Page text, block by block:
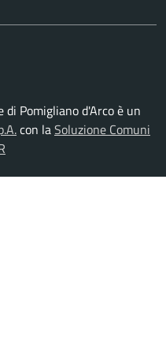
Pomigliano d'Arco è un
con laSoluzione Comuni